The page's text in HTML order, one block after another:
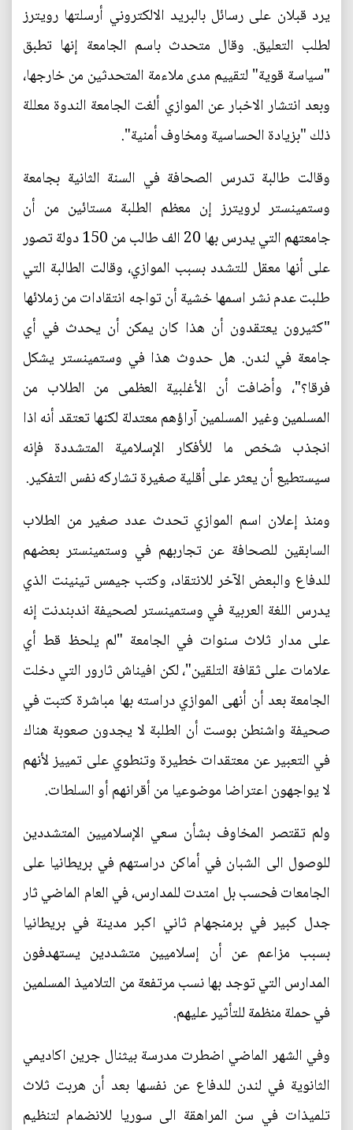
يرد قبلان على رسائل بالبريد الالكتروني أرسلتها رويترز
لطلب التعليق. وقال متحدث باسم الجامعة إنها تطبق
"سياسة قوية" لتقييم مدى ملاءمة المتحدثين من خارجها،
وبعد انتشار الاخبار عن الموازي ألغت الجامعة الندوة معللة
ذلك "بزيادة الحساسية ومخاوف أمنية".
وقالت طالبة تدرس الصحافة في السنة الثانية بجامعة
وستمينستر لرويترز إن معظم الطلبة مستائين من أن
جامعتهم التي يدرس بها 20 الف طالب من 150 دولة تصور
على أنها معقل للتشدد بسبب الموازي، وقالت الطالبة التي
طلبت عدم نشر اسمها خشية أن تواجه انتقادات من زملائها
"كثيرون يعتقدون أن هذا كان يمكن أن يحدث في أي
جامعة في لندن. هل حدوث هذا في وستمينستر يشكل
فرقا؟"، وأضافت أن الأغلبية العظمى من الطلاب من
المسلمين وغير المسلمين آراؤهم معتدلة لكنها تعتقد أنه اذا
انجذب شخص ما للأفكار الإسلامية المتشددة فإنه
سيستطيع أن يعثر على أقلية صغيرة تشاركه نفس التفكير.
ومنذ إعلان اسم الموازي تحدث عدد صغير من الطلاب
السابقين للصحافة عن تجاربهم في وستمينستر بعضهم
للدفاع والبعض الآخر للانتقاد، وكتب جيمس تينينت الذي
يدرس اللغة العربية في وستمينستر لصحيفة اندبندنت إنه
على مدار ثلاث سنوات في الجامعة "لم يلحظ قط أي
علامات على ثقافة التلقين"، لكن افيناش ثارور التي دخلت
الجامعة بعد أن أنهى الموازي دراسته بها مباشرة كتبت في
صحيفة واشنطن بوست أن الطلبة لا يجدون صعوبة هناك
في التعبير عن معتقدات خطيرة وتنطوي على تمييز لأنهم
لا يواجهون اعتراضا موضوعيا من أقرانهم أو السلطات.
ولم تقتصر المخاوف بشأن سعي الإسلاميين المتشددين
للوصول الى الشبان في أماكن دراستهم في بريطانيا على
الجامعات فحسب بل امتدت للمدارس، في العام الماضي ثار
جدل كبير في برمنجهام ثاني اكبر مدينة في بريطانيا
بسبب مزاعم عن أن إسلاميين متشددين يستهدفون
المدارس التي توجد بها نسب مرتفعة من التلاميذ المسلمين
في حملة منظمة للتأثير عليهم.
وفي الشهر الماضي اضطرت مدرسة بيثنال جرين اكاديمي
الثانوية في لندن للدفاع عن نفسها بعد أن هربت ثلاث
تلميذات في سن المراهقة الى سوريا للانضمام لتنظيم